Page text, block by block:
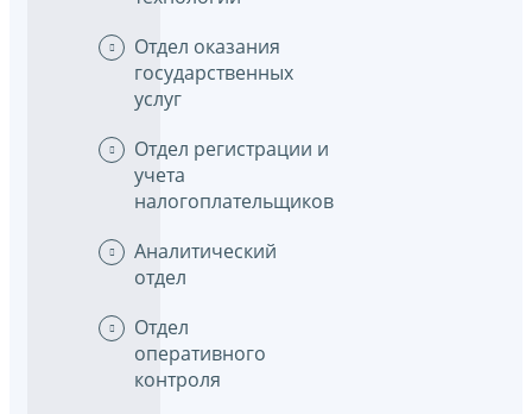
Отдел оказания
государственных
услуг
Отдел регистрации и
учета
налогоплательщиков
Аналитический
отдел
Отдел
оперативного
контроля